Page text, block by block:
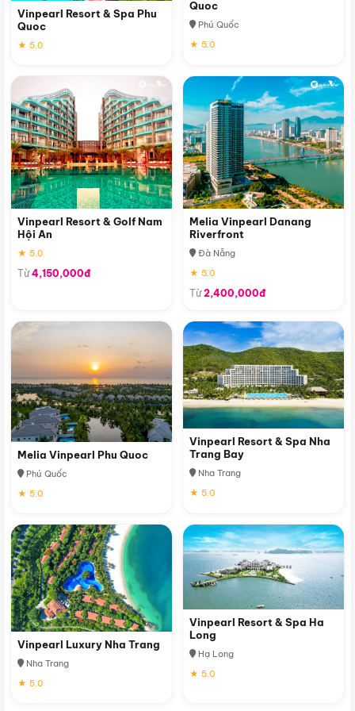
Vinpearl Resort & Spa Phu
Quoc
★ 5.0
Quoc
Phú Quốc
★ 5.0
Vinpearl Resort & Golf Nam
Hội An
★ 5.0
Từ4,150,000đ
Melia Vinpearl Danang
Riverfront
Đà Nẵng
★ 5.0
Từ2,400,000đ
Melia Vinpearl Phu Quoc
Phú Quốc
★ 5.0
Vinpearl Resort & Spa Nha
Trang Bay
Nha Trang
★ 5.0
Vinpearl Luxury Nha Trang
Nha Trang
★ 5.0
Vinpearl Resort & Spa Ha
Long
Hạ Long
★ 5.0